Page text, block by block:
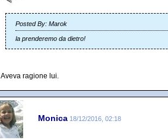
Posted By: Marok
la prenderemo da dietro!
Aveva ragione lui.
Monica 18/12/2016, 02:18